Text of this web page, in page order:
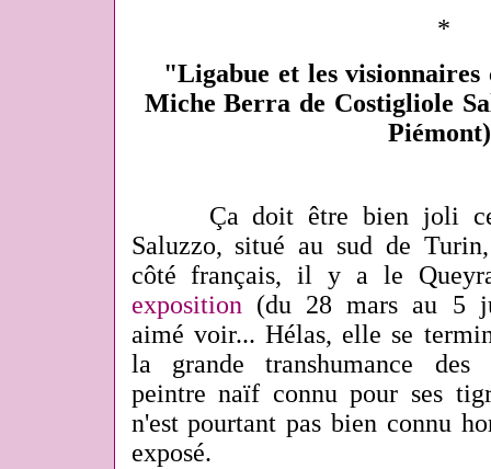
*
"Ligabue et les
Miche Berra de Costigliole
Piémont)
Ça doit être bien joli
Saluzzo, situé au sud de
côté français, il y a le
exposition (du 28 mars au 5
aimé voir... Hélas, elle se
la grande transhumance des
peintre naïf connu pour ses
n'est pourtant pas bien connu
exposé.